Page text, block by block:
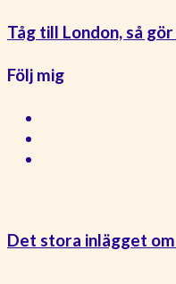
Tåg till London, så
Följ mig
Det stora inlägget